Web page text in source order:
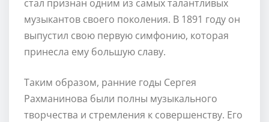
стал признан одним из самых талантливых
музыкантов своего поколения. В 1891 году он
выпустил свою первую симфонию, которая
принесла ему большую славу.
Таким образом, ранние годы Сергея
Рахманинова были полны музыкального
творчества и стремления к совершенству. Его